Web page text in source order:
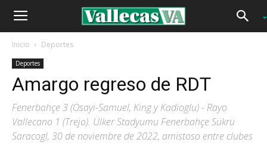
Inicio Deportes
Deportes
Amargo regreso de RDT
Fenerbahçe 3 (Osayi-Samuel, King y Kadioglu) - Rayo
Vallecano 1 (Trejo). Ülker Stadyumu Fenerbahçe Sükrü
Saracogl, 30 de noviembre de 2022, amistoso entre clubes